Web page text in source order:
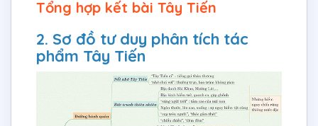
Tổng hợp kết bài Tây Tiến
2. Sơ đồ tư duy phân tích tác
phẩm Tây Tiến